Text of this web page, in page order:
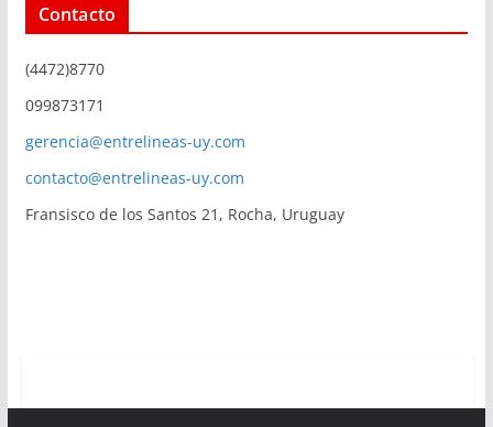
Contacto
(4472)8770
099873171
gerencia@entrelineas-uy.com
contacto@entrelineas-uy.com
Fransisco de los Santos 21, Rocha, Uruguay